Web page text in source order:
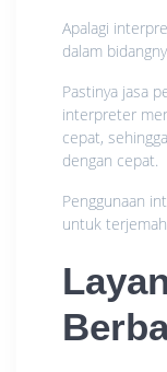
Apalagi
dalam
Pastinya jasa
interpreter
cepat,
dengan cepat.
Penggunaan
untuk